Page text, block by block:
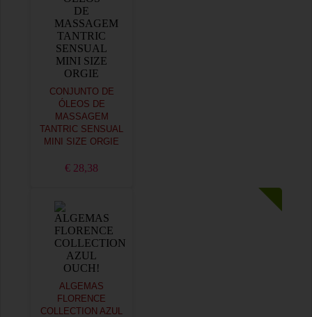
CONJUNTO DE
ÓLEOS DE
MASSAGEM
TANTRIC SENSUAL
MINI SIZE ORGIE
€ 28,38
ALGEMAS
FLORENCE
COLLECTION AZUL